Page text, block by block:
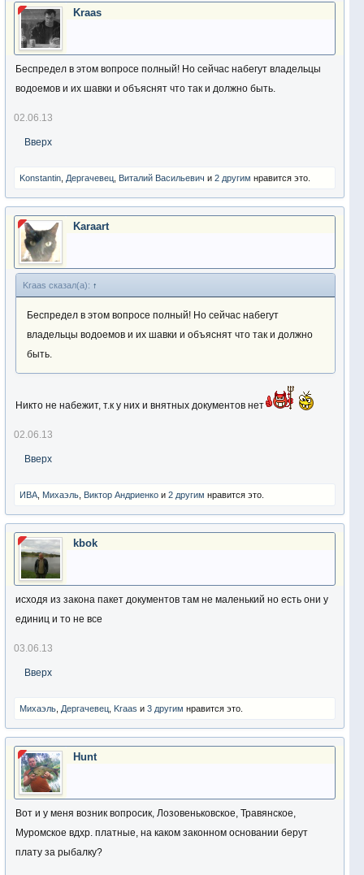
Kraas
Беспредел в этом вопросе полный! Но сейчас набегут владельцы
водоемов и их шавки и объяснят что так и должно быть.
02.06.13
Вверх
Konstantin Дергачевец Виталий Васильевич и 2 другим нравится это.
Karaart
Kraas сказал(а): ↑
Беспредел в этом вопросе полный! Но сейчас набегут
владельцы водоемов и их шавки и объяснят что так и должно
быть.
Никто не набежит, т.к у них и внятных документов нет
02.06.13
Вверх
ИВА Михаэль Виктор Андриенко и 2 другим нравится это.
kbok
исходя из закона пакет документов там не маленький но есть они у
единиц и то не все
03.06.13
Вверх
Михаэль Дергачевец Kraas и 3 другим нравится это.
Hunt
Вот и у меня возник вопросик, Лозовеньковское, Травянское,
Муромское вдхр. платные, на каком законном основании берут
плату за рыбалку?